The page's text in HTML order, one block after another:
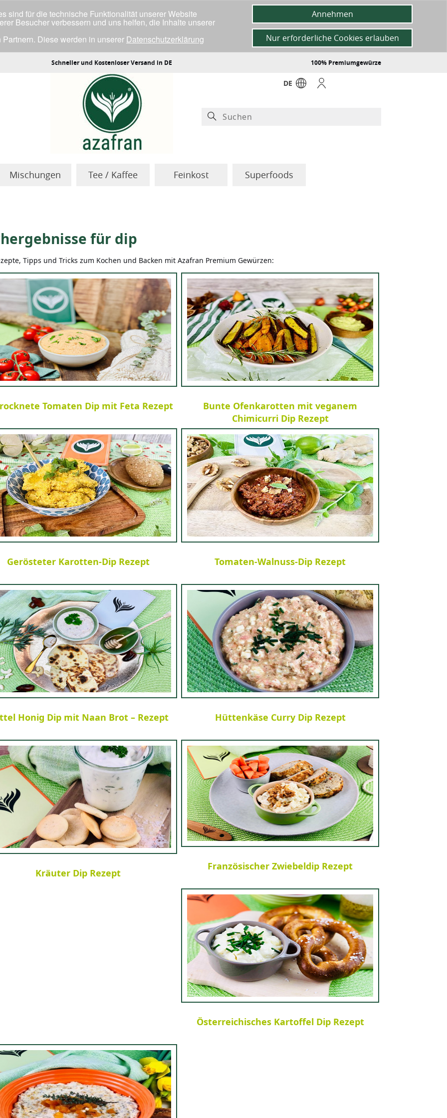
Schneller und Kostenloser Versand in DE 100% Premiumgewürze
DE
Mischungen Tee / Kaffee Feinkost Superfoods
für dip
Tipps und Tricks zum Kochen und Backen mit Azafran Premium Gewürzen:
Tomaten Dip mit Feta Rezept
Bunte Ofenkarotten mit veganem
Chimicurri Dip Rezept
Gerösteter Karotten-Dip Rezept Tomaten-Walnuss-Dip Rezept
Honig Dip mit Naan Brot – Rezept Hüttenkäse Curry Dip Rezept
Kräuter Dip Rezept
Französischer Zwiebeldip Rezept
Österreichisches Kartoffel Dip Rezept
sind für die technische Funktionalität unserer Website
Besucher verbessern und uns helfen, die Inhalte unserer
Diese werden in unserer Datenschutzerklärung
Cookies einverstanden bist.
Annehmen
Nur erforderliche Cookies erlauben